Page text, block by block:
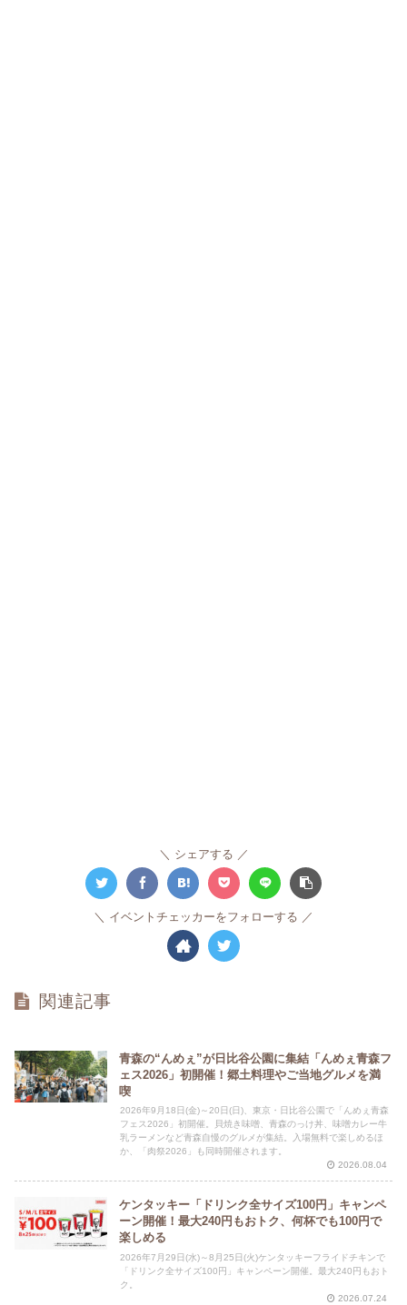
シェアする
イベントチェッカーをフォローする
関連記事
青森の“んめぇ”が日比谷公園に集結「んめぇ青森フ
ェス2026」初開催！郷土料理やご当地グルメを満
喫
2026年9月18日(金)～20日(日)、東京・日比谷公園で「んめぇ青森
フェス2026」初開催。貝焼き味噌、青森のっけ丼、味噌カレー牛
乳ラーメンなど青森自慢のグルメが集結。入場無料で楽しめるほ
か、「肉祭2026」も同時開催されます。
2026.08.04
ケンタッキー「ドリンク全サイズ100円」キャンペ
ーン開催！最大240円もおトク、何杯でも100円で
楽しめる
2026年7月29日(水)～8月25日(火)ケンタッキーフライドチキンで
「ドリンク全サイズ100円」キャンペーン開催。最大240円もおト
ク。
2026.07.24